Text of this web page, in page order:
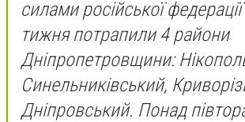
силами російської
тижня потрапили 4 райони
Дніпропетровщини:
Синельниківський,
Дніпровський. Понад